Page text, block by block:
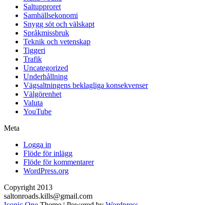
Saltupproret
Samhällsekonomi
Snygg söt och välskapt
Språkmissbruk
Teknik och vetenskap
Tiggeri
Trafik
Uncategorized
Underhållning
Vägsaltningens beklagliga konsekvenser
Välgörenhet
Valuta
YouTube
Meta
Logga in
Flöde för inlägg
Flöde för kommentarer
WordPress.org
Copyright 2013
saltonroads.kills@gmail.com